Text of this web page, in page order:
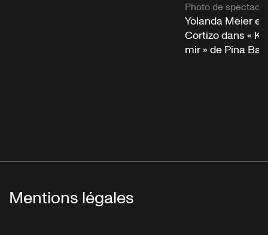
Photo de spectacle
Yolanda Meier et
Cortizo dans «
mir » de Pina
Mentions légales